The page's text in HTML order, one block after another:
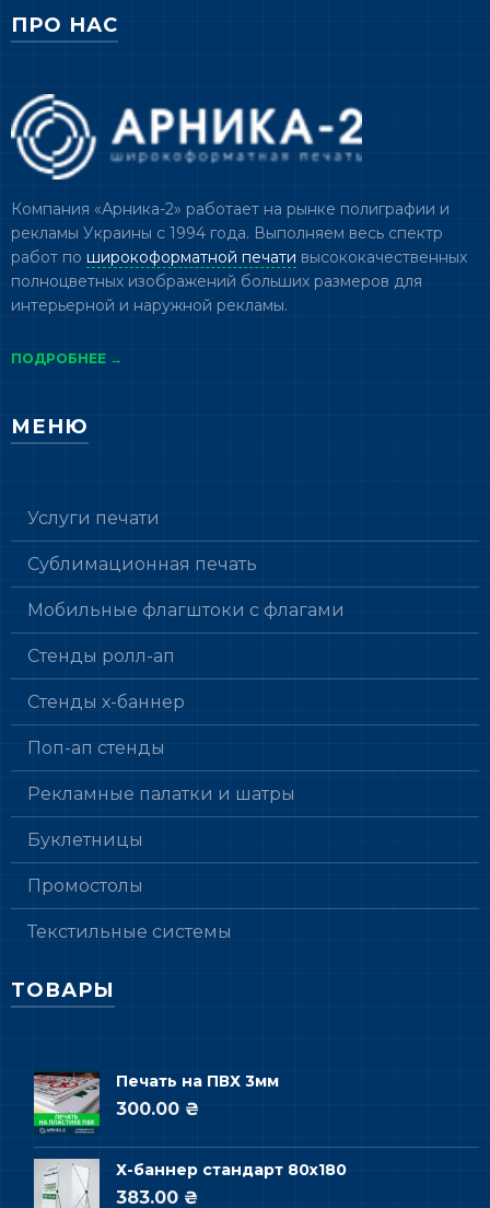
ПРО НАС
Компания «Арника-2» работает на рынке полиграфии и
рекламы Украины с 1994 года. Выполняем весь спектр
работ по широкоформатной печати высококачественных
полноцветных изображений больших размеров для
интерьерной и наружной рекламы.
ПОДРОБНЕЕ →
МЕНЮ
Услуги печати
Сублимационная печать
Мобильные флагштоки с флагами
Стенды ролл-ап
Стенды х-баннер
Поп-ап стенды
Рекламные палатки и шатры
Буклетницы
Промостолы
Текстильные системы
ТОВАРЫ
Печать на ПВХ 3мм
300.00 ₴
Х-баннер стандарт 80х180
383.00 ₴